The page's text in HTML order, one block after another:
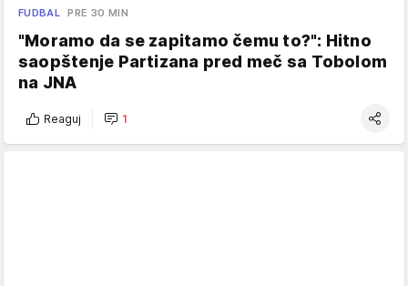
FUDBAL PRE 30 MIN
"Moramo da se zapitamo čemu to?": Hitno
saopštenje Partizana pred meč sa Tobolom
na JNA
Reaguj 1